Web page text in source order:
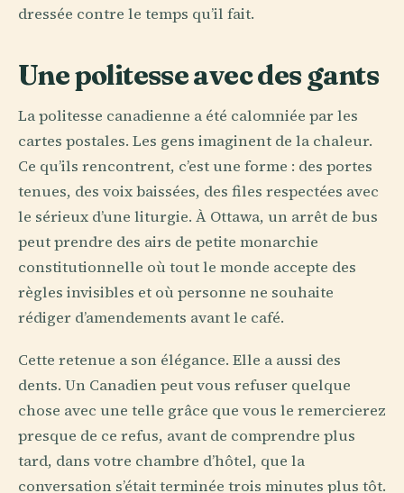
dressée contre le temps qu’il fait.
Une politesse avec des gants
La politesse canadienne a été calomniée par les
cartes postales. Les gens imaginent de la chaleur.
Ce qu’ils rencontrent, c’est une forme : des portes
tenues, des voix baissées, des files respectées avec
le sérieux d’une liturgie. À Ottawa, un arrêt de bus
peut prendre des airs de petite monarchie
constitutionnelle où tout le monde accepte des
règles invisibles et où personne ne souhaite
rédiger d’amendements avant le café.
Cette retenue a son élégance. Elle a aussi des
dents. Un Canadien peut vous refuser quelque
chose avec une telle grâce que vous le remercierez
presque de ce refus, avant de comprendre plus
tard, dans votre chambre d’hôtel, que la
conversation s’était terminée trois minutes plus tôt.